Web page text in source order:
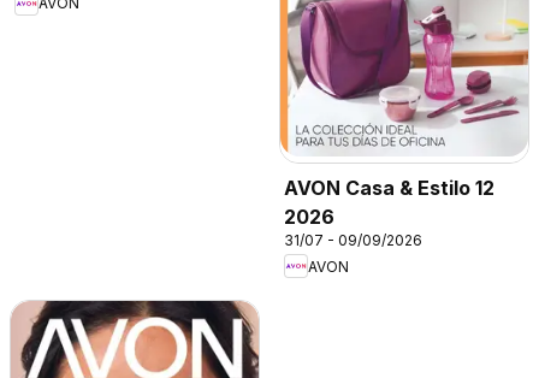
AVON Casa & Estilo 12
2026
31/07 - 09/09/2026
AVON